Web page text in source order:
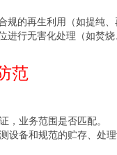
规的再生利用（如提纯、
进行无害化处理（如焚烧
范
，业务范围是否匹配。
设备和规范的贮存、处